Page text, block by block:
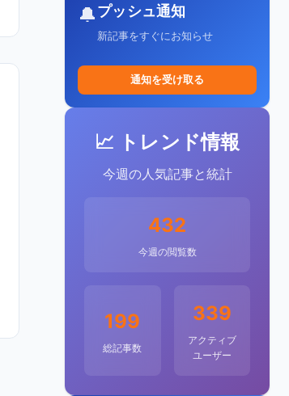
🔔プッシュ通知
新記事をすぐにお知らせ
通知を受け取る
📈 トレンド情報
今週の人気記事と統計
432
今週の閲覧数
199
総記事数
339
アクティブ
ユーザー